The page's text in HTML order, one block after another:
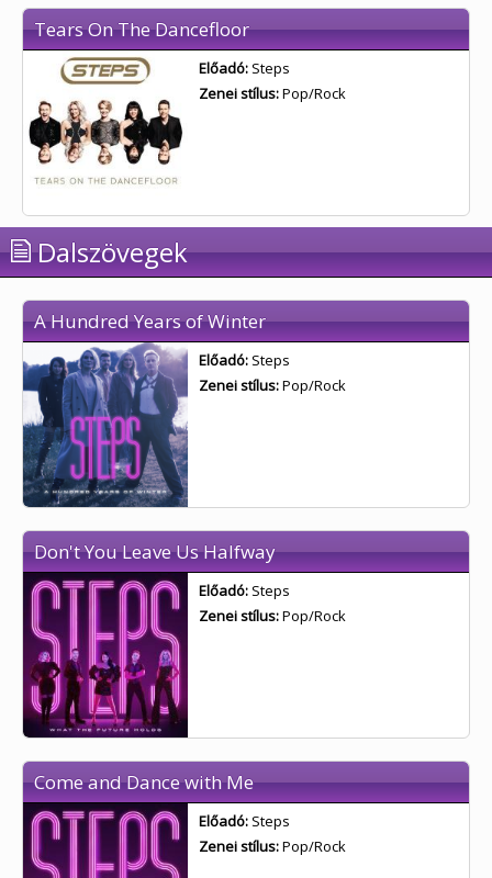
Tears On The Dancefloor
Előadó: Steps
Zenei stílus:Pop/Rock
Dalszövegek
A Hundred Years of Winter
Előadó: Steps
Zenei stílus:Pop/Rock
Don't You Leave Us Halfway
Előadó: Steps
Zenei stílus:Pop/Rock
Come and Dance with Me
Előadó: Steps
Zenei stílus:Pop/Rock